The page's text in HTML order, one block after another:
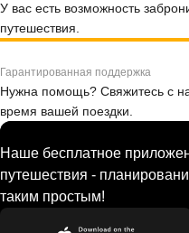
У вас есть возможность
путешествия.
Гарантированная поддержка
Нужна помощь? Свяжитесь с
время вашей поездки.
Наше бесплатное
путешествия -
таким простым!